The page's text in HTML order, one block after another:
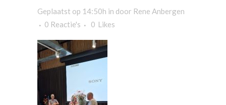
Geplaatst op 14:50h in door Rene Anbergen
0 Reactie's
0 Likes